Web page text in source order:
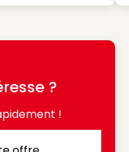
?
!